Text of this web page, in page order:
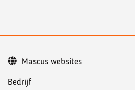
Bedrijf
Mascus websites